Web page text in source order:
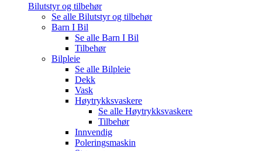
Bilutstyr og tilbehør
Se alle Bilutstyr og tilbehør
Barn I Bil
Se alle Barn I Bil
Tilbehør
Bilpleie
Se alle Bilpleie
Dekk
Vask
Høytrykksvaskere
Se alle Høytrykksvaskere
Tilbehør
Innvendig
Poleringsmaskin